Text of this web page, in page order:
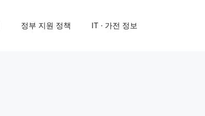
정부 지원 정책 IT · 가전 정보